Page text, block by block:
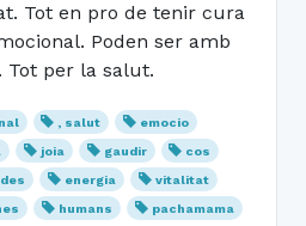
Tot en pro de tenir cura
Poden ser amb
Tot per la salut.
, salut
emocio
joia gaudir
cos
energia
vitalitat
humans pachamama